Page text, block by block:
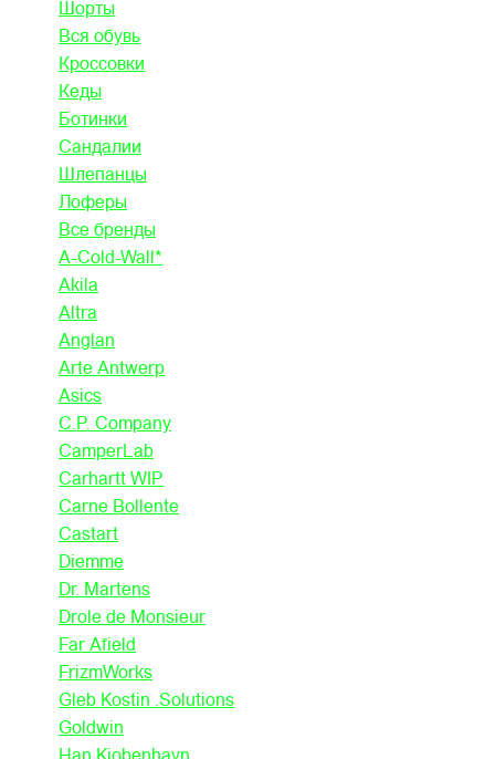
Шорты
Вся обувь
Кроссовки
Кеды
Ботинки
Сандалии
Шлепанцы
Лоферы
Все бренды
A-Cold-Wall*
Akila
Altra
Anglan
Arte Antwerp
Asics
C.P. Company
CamperLab
Carhartt WIP
Carne Bollente
Castart
Diemme
Dr. Martens
Drole de Monsieur
Far Afield
FrizmWorks
Gleb Kostin .Solutions
Goldwin